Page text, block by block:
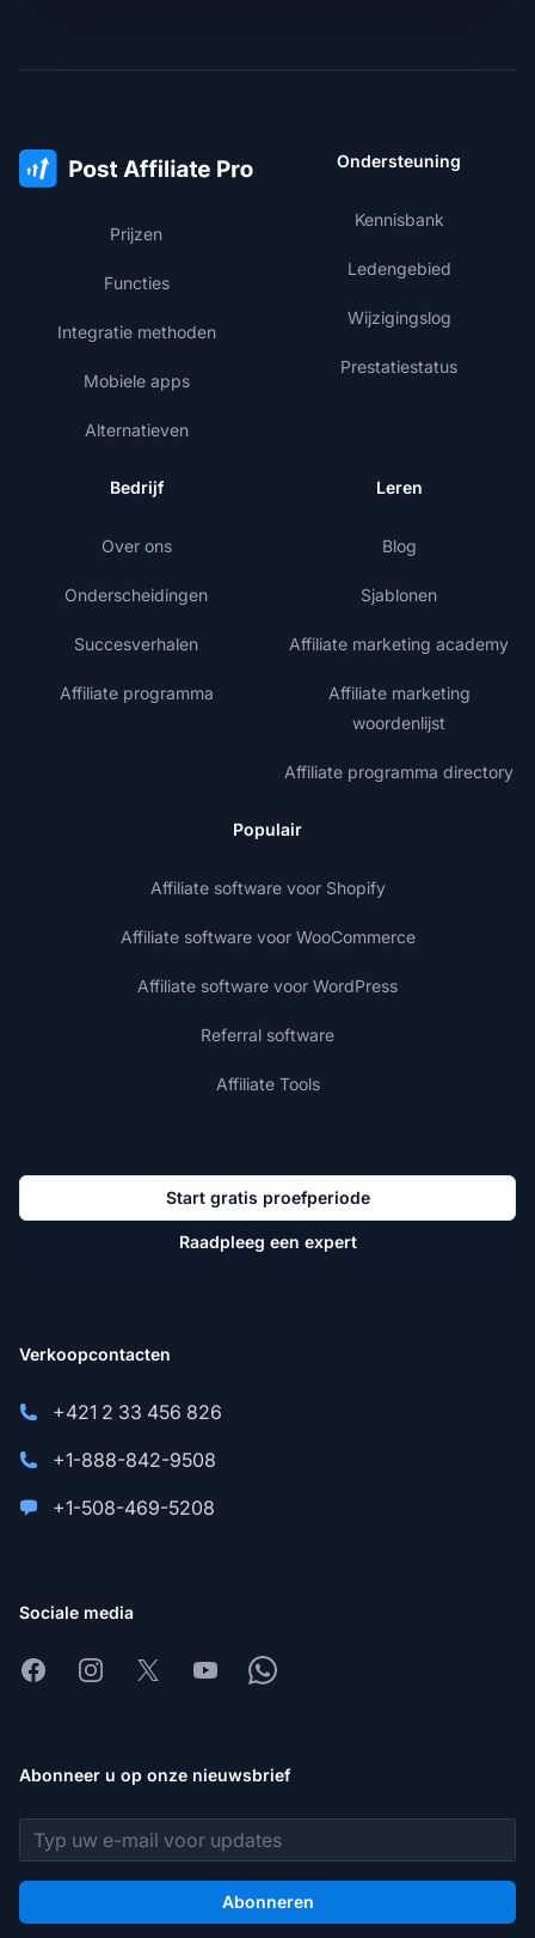
Prijzen
Functies
Integratie methoden
Mobiele apps
Alternatieven
Ondersteuning
Kennisbank
Ledengebied
Wijzigingslog
Prestatiestatus
Bedrijf
Over ons
Onderscheidingen
Succesverhalen
Affiliate programma
Leren
Blog
Sjablonen
Affiliate marketing academy
Affiliate marketing
woordenlijst
Affiliate programma directory
Populair
Affiliate software voor Shopify
Affiliate software voor WooCommerce
Affiliate software voor WordPress
Referral software
Affiliate Tools
Start gratis proefperiode
Raadpleeg een expert
Verkoopcontacten
+421 2 33 456 826
+1-888-842-9508
+1-508-469-5208
Sociale media
FacebookInstagram
X YoutubeWhatsapp
Abonneer u op onze nieuwsbrief
E-mailadres
Abonneren